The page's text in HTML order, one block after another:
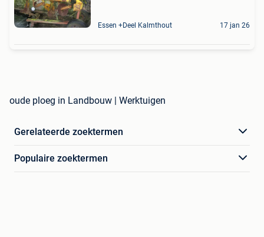
Essen +Deel Kalmthout 17 jan 26
oude ploeg in Landbouw | Werktuigen
Gerelateerde zoektermen
Populaire zoektermen